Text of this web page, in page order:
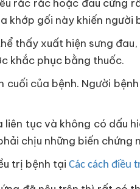
rắc rắc hoặc đau cứng
khớp gối này khiến
thấy xuất hiện sưng
khắc phục bằng thuốc.
của bệnh. Người
tục và không có dấu
chịu những biến
trị bệnh tại Các cách điều